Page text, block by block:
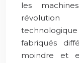
les
fabriqués
moindre et